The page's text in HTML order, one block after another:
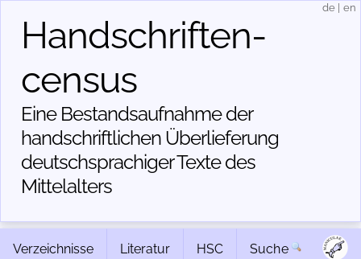
Handschriften­
census
Eine Bestandsaufnahme der
handschriftlichen Über­lieferung
deutschsprachiger Texte des
Mittelalters
de en
Verzeichnisse Literatur HSC Suche